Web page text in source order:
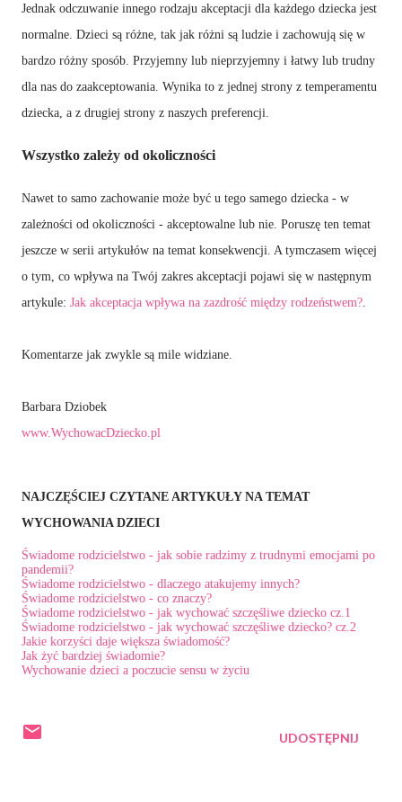
Jednak odczuwanie innego rodzaju akceptacji dla każdego dziecka jest
normalne. Dzieci są różne, tak jak różni są ludzie i zachowują się w
bardzo różny sposób. Przyjemny lub nieprzyjemny i łatwy lub trudny
dla nas do zaakceptowania. Wynika to z jednej strony z temperamentu
dziecka, a z drugiej strony z naszych preferencji.
Wszystko zależy od okoliczności
Nawet to samo zachowanie może być u tego samego dziecka - w
zależności od okoliczności - akceptowalne lub nie. Poruszę ten temat
jeszcze w serii artykułów na temat konsekwencji. A tymczasem więcej
o tym, co wpływa na Twój zakres akceptacji pojawi się w następnym
artykule: Jak akceptacja wpływa na zazdrość między rodzeństwem?
Komentarze jak zwykle są mile widziane.
Barbara Dziobek
www.WychowacDziecko.pl
NAJCZĘŚCIEJ CZYTANE ARTYKUŁY NA TEMAT
WYCHOWANIA DZIECI
Świadome rodzicielstwo - jak sobie radzimy z trudnymi emocjami po
pandemii?
Świadome rodzicielstwo - dlaczego atakujemy innych?
Świadome rodzicielstwo - co znaczy?
Świadome rodzicielstwo - jak wychować szczęśliwe dziecko cz.1
Świadome rodzicielstwo - jak wychować szczęśliwe dziecko? cz.2
Jakie korzyści daje większa świadomość?
Jak żyć bardziej świadomie?
Wychowanie dzieci a poczucie sensu w życiu
UDOSTĘPNIJ